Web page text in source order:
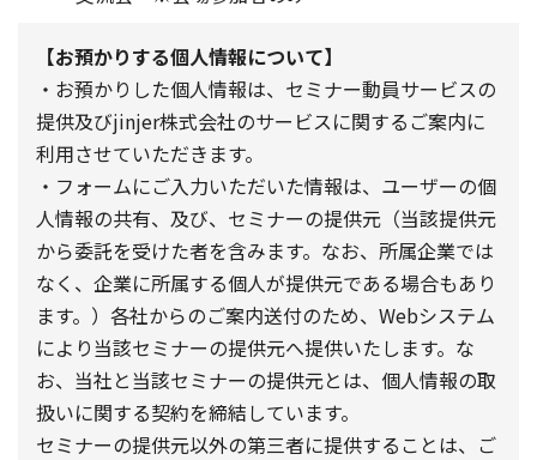
【お預かりする個人情報について】
・お預かりした個人情報は、セミナー動員サービスの
提供及びjinjer株式会社のサービスに関するご案内に
利用させていただきます。
・フォームにご入力いただいた情報は、ユーザーの個
人情報の共有、及び、セミナーの提供元（当該提供元
から委託を受けた者を含みます。なお、所属企業では
なく、企業に所属する個人が提供元である場合もあり
ます。）各社からのご案内送付のため、Webシステム
により当該セミナーの提供元へ提供いたします。な
お、当社と当該セミナーの提供元とは、個人情報の取
扱いに関する契約を締結しています。
セミナーの提供元以外の第三者に提供することは、ご